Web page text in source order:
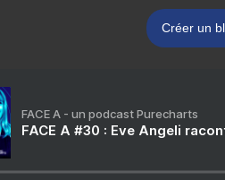
Créer un
FACE A - un podcast Purecharts
FACE A #30 : Eve Angeli